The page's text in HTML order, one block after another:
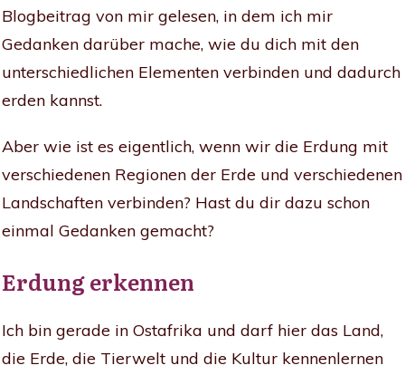
Blogbeitrag von mir gelesen, in dem ich mir
Gedanken darüber mache, wie du dich mit den
unterschiedlichen Elementen verbinden und dadurch
erden kannst.
Aber wie ist es eigentlich, wenn wir die Erdung mit
verschiedenen Regionen der Erde und verschiedenen
Landschaften verbinden? Hast du dir dazu schon
einmal Gedanken gemacht?
Erdung erkennen
Ich bin gerade in Ostafrika und darf hier das Land,
die Erde, die Tierwelt und die Kultur kennenlernen